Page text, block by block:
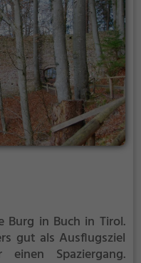
Burg in Buch in Tirol.
gut als Ausflugsziel
Spaziergang.